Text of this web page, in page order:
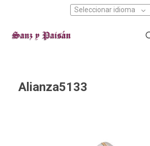
Seleccionar idioma
Alianza5133